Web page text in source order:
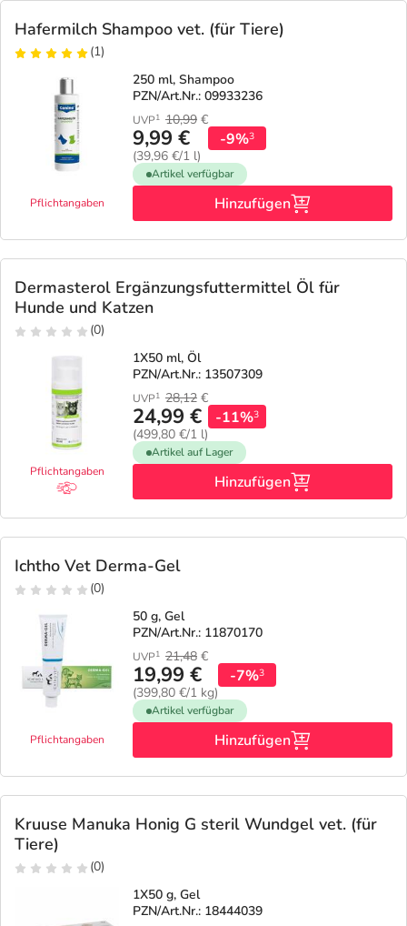
Hafermilch Shampoo vet. (für Tiere)
(1)
Pflichtangaben
250 ml, Shampoo
PZN/Art.Nr.: 09933236
UVP1 10,99 €
9,99 €
(39,96 €/1 l)
-9%3
Artikel verfügbar
Hinzufügen
Dermasterol Ergänzungsfuttermittel Öl für
Hunde und Katzen
(0)
Pflichtangaben
1X50 ml, Öl
PZN/Art.Nr.: 13507309
UVP1 28,12 €
24,99 €
(499,80 €/1 l)
-11%3
Artikel auf Lager
Hinzufügen
Ichtho Vet Derma-Gel
(0)
Pflichtangaben
50 g, Gel
PZN/Art.Nr.: 11870170
UVP1 21,48 €
19,99 €
(399,80 €/1 kg)
-7%3
Artikel verfügbar
Hinzufügen
Kruuse Manuka Honig G steril Wundgel vet. (für
Tiere)
(0)
1X50 g, Gel
PZN/Art.Nr.: 18444039